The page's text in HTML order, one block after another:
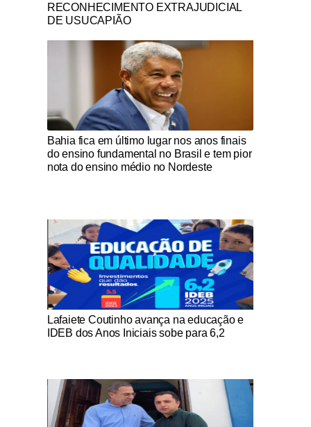
RECONHECIMENTO EXTRAJUDICIAL
DE USUCAPIÃO
Notícias Católicas
Bahia fica em último lugar nos anos finais
do ensino fundamental no Brasil e tem pior
nota do ensino médio no Nordeste
Notícias Católicas
Lafaiete Coutinho avança na educação e
IDEB dos Anos Iniciais sobe para 6,2